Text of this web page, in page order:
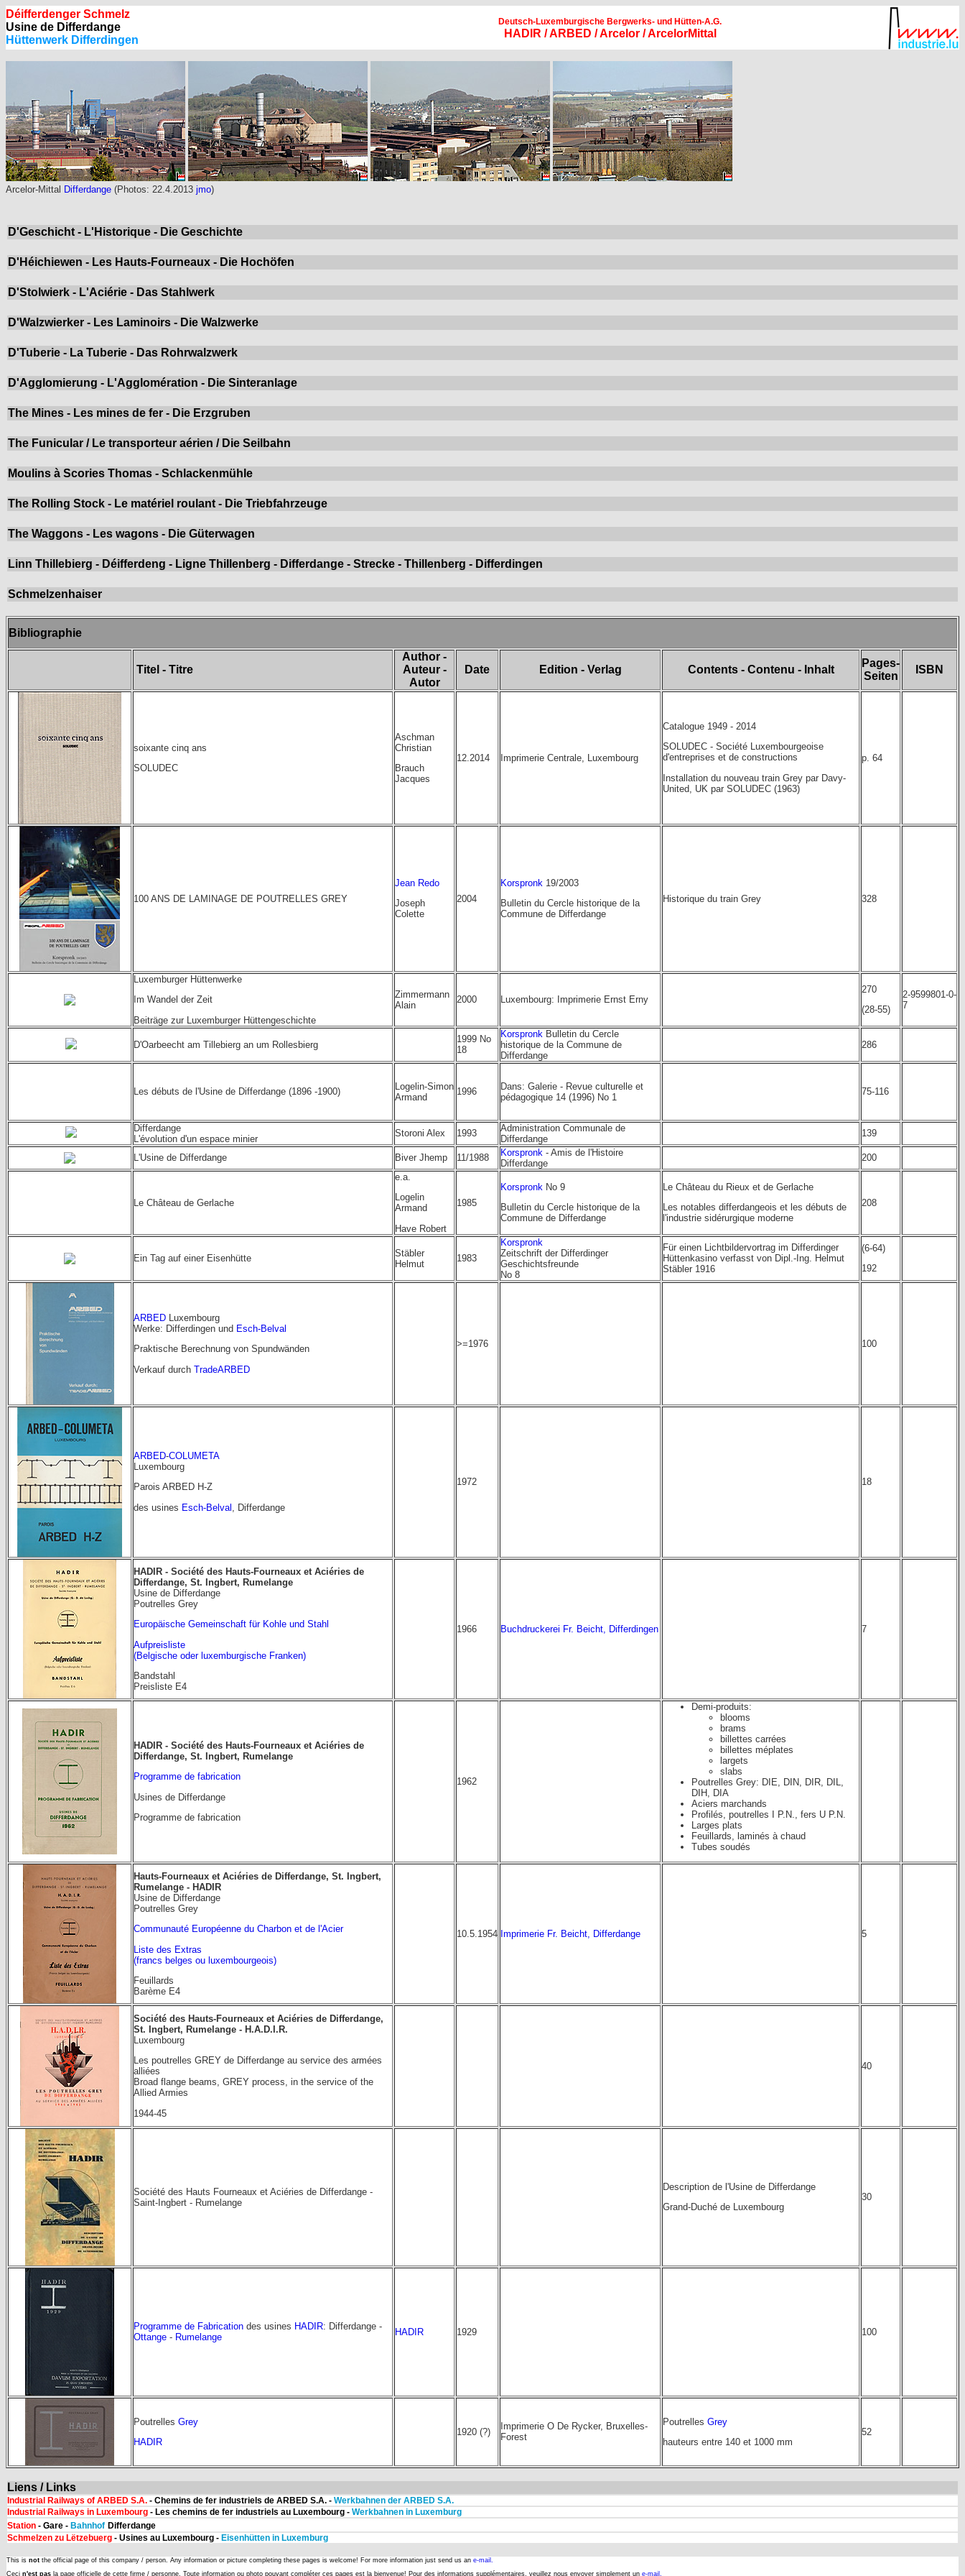
Déifferdenger Schmelz
Usine de Differdange
Hüttenwerk Differdingen
Deutsch-Luxemburgische Bergwerks- und Hütten-A.G.
HADIR / ARBED / Arcelor / ArcelorMittal
Arcelor-Mittal Differdange (Photos: 22.4.2013 jmo)
D'Geschicht - L'Historique - Die Geschichte
D'Héichiewen - Les Hauts-Fourneaux - Die Hochöfen
D'Stolwierk - L'Aciérie - Das Stahlwerk
D'Walzwierker - Les Laminoirs - Die Walzwerke
D'Tuberie - La Tuberie - Das Rohrwalzwerk
D'Agglomierung - L'Agglomération - Die Sinteranlage
The Mines - Les mines de fer - Die Erzgruben
The Funicular / Le transporteur aérien / Die Seilbahn
Moulins à Scories Thomas - Schlackenmühle
The Rolling Stock - Le matériel roulant - Die Triebfahrzeuge
The Waggons - Les wagons - Die Güterwagen
Linn Thillebierg - Déifferdeng - Ligne Thillenberg - Differdange - Strecke - Thillenberg - Differdingen
Schmelzenhaiser
Bibliographie
Titel - Titre
Author -
Auteur -
Autor
Date Edition - Verlag Contents - Contenu - Inhalt
Pages-
Seiten
ISBN
soixante cinq ans
SOLUDEC
Aschman
Christian
Brauch
Jacques
12.2014 Imprimerie Centrale, Luxembourg
Catalogue 1949 - 2014
SOLUDEC - Société Luxembourgeoise
d'entreprises et de constructions
Installation du nouveau train Grey par Davy-
United, UK par SOLUDEC (1963)
p. 64
100 ANS DE LAMINAGE DE POUTRELLES GREY
Jean Redo
Joseph
Colette
2004
Korspronk 19/2003
Bulletin du Cercle historique de la
Commune de Differdange
Historique du train Grey 328
Luxemburger Hüttenwerke
Im Wandel der Zeit
Beiträge zur Luxemburger Hüttengeschichte
Zimmermann
Alain
2000 Luxembourg: Imprimerie Ernst Erny
270
(28-55)
2-9599801-0-
7
D'Oarbeecht am Tillebierg an um Rollesbierg
1999 No
18
Korspronk Bulletin du Cercle
historique de la Commune de
Differdange
286
Les débuts de l'Usine de Differdange (1896 -1900)
Logelin-Simon
Armand
1996
Dans: Galerie - Revue culturelle et
pédagogique 14 (1996) No 1
75-116
Differdange
L'évolution d'un espace minier
Storoni Alex 1993
Administration Communale de
Differdange
139
L'Usine de Differdange Biver Jhemp 11/1988 Korspronk - Amis de l'Histoire
Differdange
200
Le Château de Gerlache
e.a.
Logelin
Armand
Have Robert
1985
Korspronk No 9
Bulletin du Cercle historique de la
Commune de Differdange
Le Château du Rieux et de Gerlache
Les notables differdangeois et les débuts de
l'industrie sidérurgique moderne
208
Ein Tag auf einer Eisenhütte
Stäbler
Helmut
1983
Korspronk
Zeitschrift der Differdinger
Geschichtsfreunde
No 8
Für einen Lichtbildervortrag im Differdinger
Hüttenkasino verfasst von Dipl.-Ing. Helmut
Stäbler 1916
(6-64)
192
ARBED Luxembourg
Werke: Differdingen und Esch-Belval
Praktische Berechnung von Spundwänden
Verkauf durch TradeARBED
>=1976 100
ARBED-COLUMETA
Luxembourg
Parois ARBED H-Z
des usines Esch-Belval , Differdange
1972 18
HADIR - Société des Hauts-Fourneaux et Aciéries de
Differdange, St. Ingbert, Rumelange
Usine de Differdange
Poutrelles Grey
Europäische Gemeinschaft für Kohle und Stahl
Aufpreisliste
(Belgische oder luxemburgische Franken)
Bandstahl
Preisliste E4
1966 Buchdruckerei Fr. Beicht, Differdingen 7
HADIR - Société des Hauts-Fourneaux et Aciéries de
Differdange, St. Ingbert, Rumelange
Programme de fabrication
Usines de Differdange
Programme de fabrication
1962
Demi-produits:
blooms
brams
billettes carrées
billettes méplates
largets
slabs
Poutrelles Grey: DIE, DIN, DIR, DIL,
DIH, DIA
Aciers marchands
Profilés, poutrelles I P.N., fers U P.N.
Larges plats
Feuillards, laminés à chaud
Tubes soudés
Hauts-Fourneaux et Aciéries de Differdange, St. Ingbert,
Rumelange - HADIR
Usine de Differdange
Poutrelles Grey
Communauté Européenne du Charbon et de l'Acier
Liste des Extras
(francs belges ou luxembourgeois)
Feuillards
Barème E4
10.5.1954 Imprimerie Fr. Beicht, Differdange 5
Société des Hauts-Fourneaux et Aciéries de Differdange,
St. Ingbert, Rumelange - H.A.D.I.R.
Luxembourg
Les poutrelles GREY de Differdange au service des armées
alliées
Broad flange beams, GREY process, in the service of the
Allied Armies
1944-45
40
Société des Hauts Fourneaux et Aciéries de Differdange -
Saint-Ingbert - Rumelange
Description de l'Usine de Differdange
Grand-Duché de Luxembourg
30
Programme de Fabrication des usines HADIR: Differdange -
Ottange - Rumelange HADIR 1929 100
Poutrelles Grey
HADIR
1920 (?)
Imprimerie O De Rycker, Bruxelles-
Forest
Poutrelles Grey
hauteurs entre 140 et 1000 mm
52
Liens / Links
Industrial Railways of ARBED S.A. - Chemins de fer industriels de ARBED S.A. - Werkbahnen der ARBED S.A.
Industrial Railways in Luxembourg - Les chemins de fer industriels au Luxembourg - Werkbahnen in Luxemburg
Station - Gare - Bahnhof Differdange
Schmelzen zu Lëtzebuerg - Usines au Luxembourg - Eisenhütten in Luxemburg
This is not the official page of this company / person. Any information or picture completing these pages is welcome! For more information just send us an e-mail.
Ceci n'est pas la page officielle de cette firme / personne. Toute information ou photo pouvant compléter ces pages est la bienvenue! Pour des informations supplémentaires, veuillez nous envoyer simplement un e-mail.